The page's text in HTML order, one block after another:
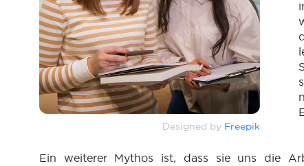
Designed by Freepik
Ein weiterer Mythos ist, dass sie uns die